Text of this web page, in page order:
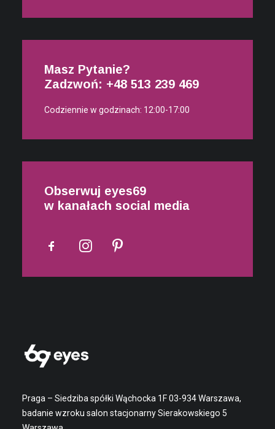
czerwiec 2020
kwiecień 2020
Masz Pytanie?
Zadzwoń: +48 513 239 469
Codziennie w godzinach: 12:00-17:00
Obserwuj eyes69
w kanałach social media
Praga – Siedziba spółki Wąchocka 1F 03-934 Warszawa,
badanie wzroku salon stacjonarny Sierakowskiego 5